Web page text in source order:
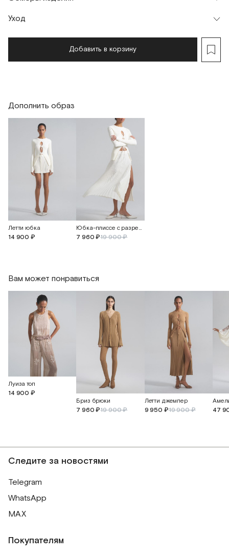
г. Москва, Малая Бронная 16
XSS
г. Москва, Малая Бронная 24/3
XSS
Уход
Добавить в корзину
Дополнить образ
Летти юбка
14 900 ₽
Юбка-плиссе с разрезом на пуговицах
7 960 ₽19 900 ₽
Вам может понравиться
Луиза топ
14 900 ₽
Бриз брюки
7 960 ₽19 900 ₽
Летти джемпер
9 950 ₽19 900 ₽ 47
Следите за новостями
Telegram
WhatsApp
MAX
Покупателям